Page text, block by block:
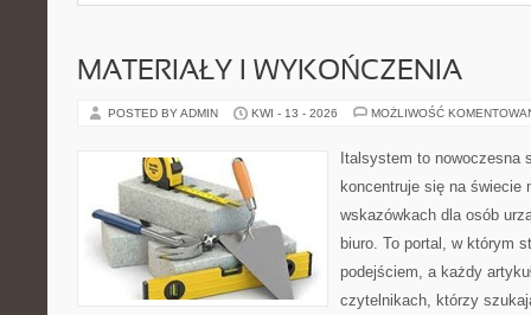
MATERIAŁY I WYKOŃCZENIA
POSTED BY ADMIN KWI - 13 - 2026 MOŻLIWOŚĆ
Italsystem to nowoczesna
koncentruje się na świecie
wskazówkach dla osób
biuro. To portal, w którym
podejściem, a każdy
czytelnikach, którzy